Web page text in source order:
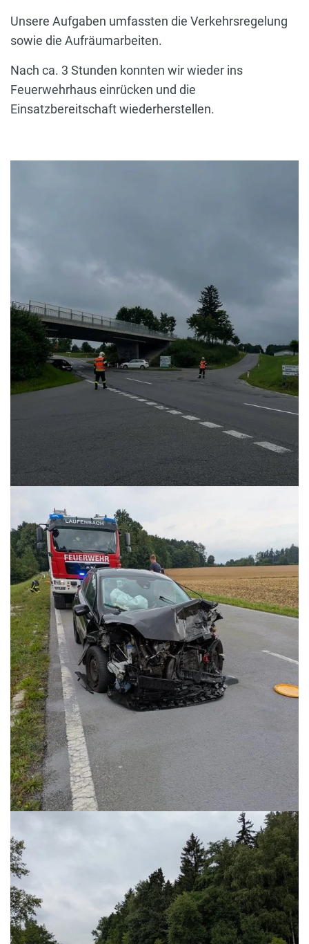
Unsere Aufgaben umfassten die Verkehrsregelung
sowie die Aufräumarbeiten.
Nach ca. 3 Stunden konnten wir wieder ins
Feuerwehrhaus einrücken und die
Einsatzbereitschaft wiederherstellen.